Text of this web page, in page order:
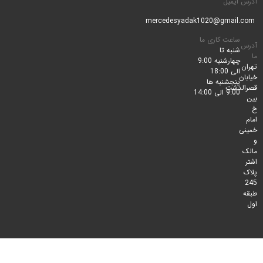
ساعت کاری ما
شنبه تا
چهارشنبه 9:00
الی 18:00
پنجشنبه ها
9:00 الی 14:00